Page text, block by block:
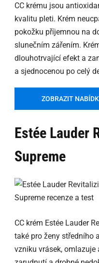
CC krému jsou
kvalitu pleti. Krém
pokožku příjemnou na
slunečním zářením.
dlouhotrvající efekt a
a sjednocenou po celý
ZOBRAZIT
Estée Lauder
Supreme
CC krém Estée Lauder
také pro ženy středního
vzniku vrásek, omlazuje